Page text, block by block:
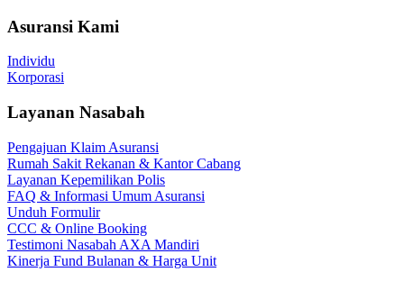
Asuransi Kami
Individu
Korporasi
Layanan Nasabah
Pengajuan Klaim Asuransi
Rumah Sakit Rekanan & Kantor Cabang
Layanan Kepemilikan Polis
FAQ & Informasi Umum Asuransi
Unduh Formulir
CCC & Online Booking
Testimoni Nasabah AXA Mandiri
Kinerja Fund Bulanan & Harga Unit